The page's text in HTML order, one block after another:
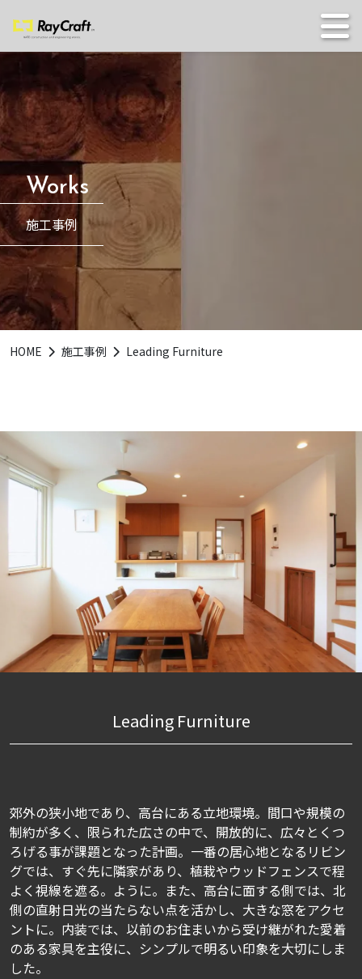
施工事例
HOME 施工事例 Leading Furniture
Leading Furniture
郊外の狭小地であり、高台にある立地環境。間口や規模の
制約が多く、限られた広さの中で、開放的に、広々とくつ
ろげる事が課題となった計画。一番の居心地となるリビン
グでは、すぐ先に隣家があり、植栽やウッドフェンスで程
よく視線を遮る。ように。また、高台に面する側では、北
側の直射日光の当たらない点を活かし、大きな窓をアクセ
ントに。内装では、以前のお住まいから受け継がれた愛着
のある家具を主役に、シンプルで明るい印象を大切にしま
した。